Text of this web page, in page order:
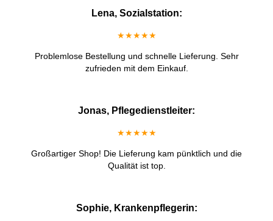
Lena, Sozialstation:
★★★★★
Problemlose Bestellung und schnelle Lieferung. Sehr
zufrieden mit dem Einkauf.
Jonas, Pflegedienstleiter:
★★★★★
Großartiger Shop! Die Lieferung kam pünktlich und die
Qualität ist top.
Sophie, Krankenpflegerin: